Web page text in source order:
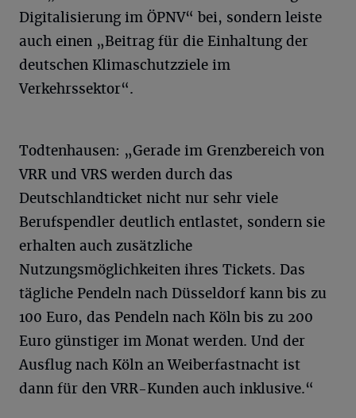
Digitalisierung im ÖPNV“ bei, sondern leiste
auch einen „Beitrag für die Einhaltung der
deutschen Klimaschutzziele im
Verkehrssektor“.
Todtenhausen: „Gerade im Grenzbereich von
VRR und VRS werden durch das
Deutschlandticket nicht nur sehr viele
Berufspendler deutlich entlastet, sondern sie
erhalten auch zusätzliche
Nutzungsmöglichkeiten ihres Tickets. Das
tägliche Pendeln nach Düsseldorf kann bis zu
100 Euro, das Pendeln nach Köln bis zu 200
Euro günstiger im Monat werden. Und der
Ausflug nach Köln an Weiberfastnacht ist
dann für den VRR-Kunden auch inklusive.“